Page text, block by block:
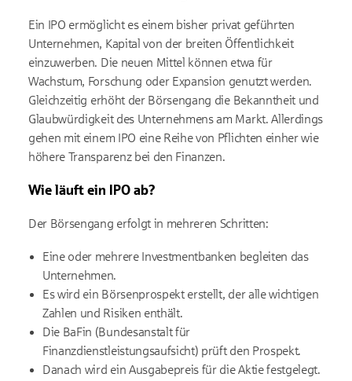
Ein IPO ermöglicht es einem bisher privat geführten
Unternehmen, Kapital von der breiten Öffentlichkeit
einzuwerben. Die neuen Mittel können etwa für
Wachstum, Forschung oder Expansion genutzt werden.
Gleichzeitig erhöht der Börsengang die Bekanntheit und
Glaubwürdigkeit des Unternehmens am Markt. Allerdings
gehen mit einem IPO eine Reihe von Pflichten einher wie
höhere Transparenz bei den Finanzen.
Wie läuft ein IPO ab?
Der Börsengang erfolgt in mehreren Schritten:
Eine oder mehrere Investmentbanken begleiten das
Unternehmen.
Es wird ein Börsenprospekt erstellt, der alle wichtigen
Zahlen und Risiken enthält.
Die BaFin (Bundesanstalt für
Finanzdienstleistungsaufsicht) prüft den Prospekt.
Danach wird ein Ausgabepreis für die Aktie festgelegt.